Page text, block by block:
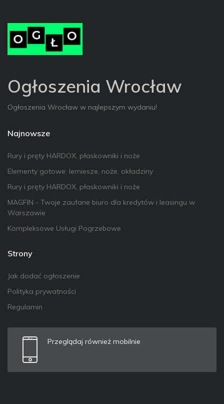
Ogłoszenia Wrocław
Ogłoszenia Wrocław w najlepszym wydaniu!
Najnowsze
Rury i pręty HARDOX, płaskowniki i noże
Elementy gotowe: lemiesze, noże, okładziny
Rury i pręty HARDOX, płaskowniki i noże
MAGFIN - Twoje zaufane biuro dla kredytów i leasingu w
Warszawie
Kompleksowe Usługi Pogrzebowe
Strony
Jak dodać ogłoszenie
Polityka prywatności
Regulamin
Przeglądaj również mobilnie